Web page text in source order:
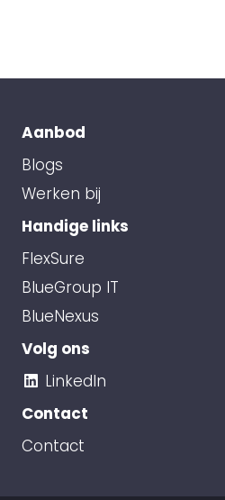
Aanbod
Blogs
Werken bij
Handige links
FlexSure
BlueGroup IT
BlueNexus
Volg ons
LinkedIn
Contact
Contact